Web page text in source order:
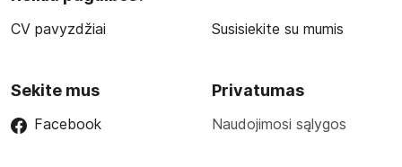
CV pavyzdžiai Susisiekite su mumis
Sekite mus
Facebook
Privatumas
Naudojimosi sąlygos